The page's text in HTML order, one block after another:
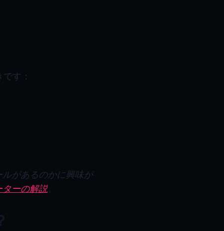
す：
があるのかに興味が
ターの解説。